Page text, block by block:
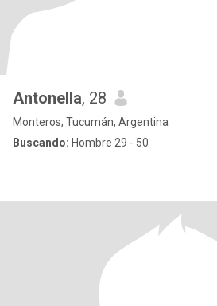
Antonella, 28
Monteros, Tucumán, Argentina
Buscando: Hombre 29 - 50